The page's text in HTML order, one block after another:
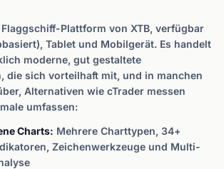
Plattform von XTB, verfügbar
Tablet und Mobilgerät. Es handelt
moderne, gut gestaltete
die sich vorteilhaft mit, und in manchen
Alternativen wie cTrader messen
umfassen:
Charts: Mehrere Charttypen, 34+
Zeichenwerkzeuge und Multi-